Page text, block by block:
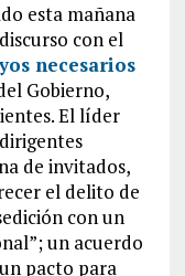
esta mañana
con el
necesarios
Gobierno,
El líder
de invitados,
el delito de
con un
un acuerdo
pacto para